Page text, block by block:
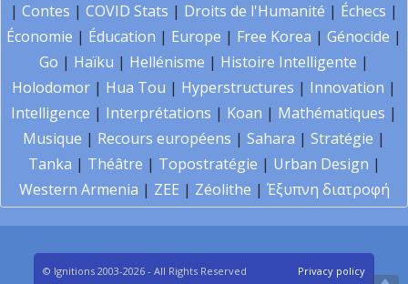
| Contes | COVID Stats | Droits de l'Humanité | Échecs |
Économie | Éducation | Europe | Free Korea | Génocide |
Go | Haïku | Hellénisme | Histoire Intelligente |
Holodomor | Hua Tou | Hyperstructures | Innovation |
Intelligence | Interprétations | Koan | Mathématiques |
Musique | Recours européens | Sahara | Stratégie |
Tanka | Théâtre | Topostratégie | Urban Design |
Western Armenia | ZEE | Zéolithe | Έξυπνη διατροφή
© Ignitions 2003-2026 - All Rights Reserved Privacy policy